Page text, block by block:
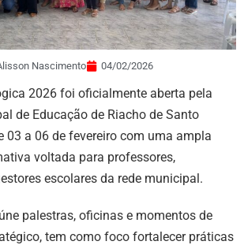
Nascimento 04/02/2026
2026 foi oficialmente aberta pela
de Educação de Riacho de Santo
03 a 06 de fevereiro com uma ampla
voltada para professores,
escolares da rede municipal.
palestras, oficinas e momentos de
tem como foco fortalecer práticas